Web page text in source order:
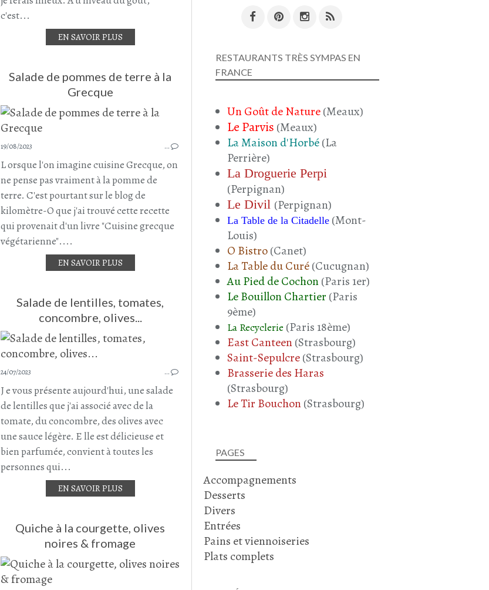
c'est...
EN SAVOIR PLUS
CONCOMBRE
OLIVE
OLIVES NOIRES
Salade de pommes de terre à la
Grecque
RECETTE GRECQUE
POMME DE TERRE
CÂPRE
OLIVES NOIRES
ACCOMPAGNEMENT
19/08/2023 …
L orsque l'on imagine cuisine Grecque, on
ne pense pas vraiment à la pomme de
terre. C'est pourtant sur le blog de
kilomètre-O que j'ai trouvé cette recette
qui provenait d'un livre "Cuisine grecque
végétarienne"....
EN SAVOIR PLUS
OEUFS
OEUFS MIMOSA
OLIVES NOIRES
APÉRO
APÉRITIFS
Salade de lentilles, tomates,
concombre, olives...
SALADE
LENTILLES
LENTILLES VERTES
CONCOMBRE
24/07/2023 …
J e vous présente aujourd'hui, une salade
de lentilles que j'ai associé avec de la
tomate, du concombre, des olives avec
une sauce légère. E lle est délicieuse et
bien parfumée, convient à toutes les
personnes qui...
EN SAVOIR PLUS
SALADE
ROQUETTE
CAROTTE
SALADE COMPOSÉE
CORNICHON
AMANDE EFFILÉE
Quiche à la courgette, olives
noires & fromage
PAGES
Accompagnements
Desserts
Divers
Entrées
Pains et viennoiseries
Plats complets
RESTAURANTS TRÈS SYMPAS EN
FRANCE
Un Goût de Nature(Meaux)
Le Parvis (Meaux)
La Maison d'Horbé(La
Perrière)
La Droguerie Perpi
(Perpignan)
Le Divil (Perpignan)
La Table de la Citadelle (Mont-
Louis)
O Bistro(Canet)
La Table du Curé(Cucugnan)
Au Pied de Cochon(Paris 1er)
Le Bouillon Chartier (Paris
9ème)
La Recyclerie (Paris 18ème)
East Canteen(Strasbourg)
Saint-Sepulcre(Strasbourg)
Brasserie des Haras
(Strasbourg)
Le Tir Bouchon(Strasbourg)